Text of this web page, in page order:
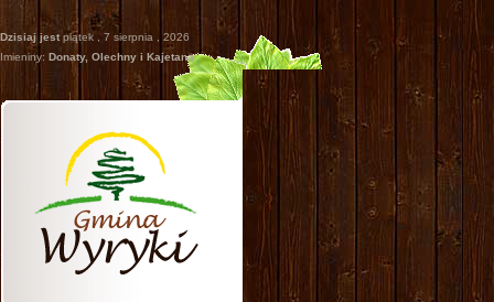
Dzisiaj jest piątek , 7 sierpnia , 2026
Imieniny: Donaty, Olechny i Kajetana